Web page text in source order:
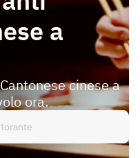
a
cinese a
ora.